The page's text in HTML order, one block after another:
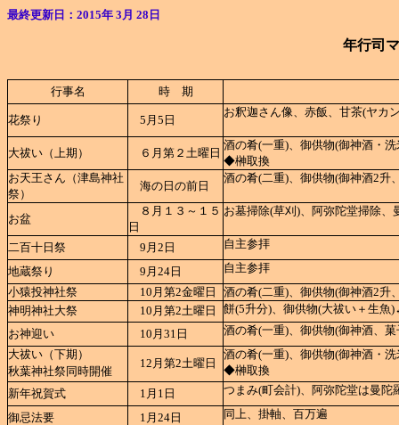
最終更新日：2015年 3月 28日
年行司
行事名 時 期
花祭り 5月5日
お釈迦さん像、赤飯、甘茶(ヤカ
大祓い（上期） ６月第２土曜日
酒の肴(一重)、御供物(御神酒・
◆榊取換
お天王さん（津島神社
祭）
海の日の前日
酒の肴(二重)、御供物(御神酒2升
お盆
８月１３～１５
日
お墓掃除(草刈)、阿弥陀堂掃除、
二百十日祭 9月2日 自主参拝
地蔵祭り 9月24日
自主参拝
小猿投神社祭
10月第2金曜日
酒の肴(二重)、御供物(御神酒2升
神明神社大祭
10月第2土曜日
餅(5升分)、御供物(大祓い＋生
お神迎い
10月31日
酒の肴(一重)、御供物(御神酒、菓
大祓い（下期）
12月第2土曜日
酒の肴(一重)、御供物(御神酒・
秋葉神社祭同時開催
◆榊取換
新年祝賀式
1月1日 つまみ(町会計)、阿弥陀堂は曼陀
御忌法要 1月24日 同上、掛軸、百万遍